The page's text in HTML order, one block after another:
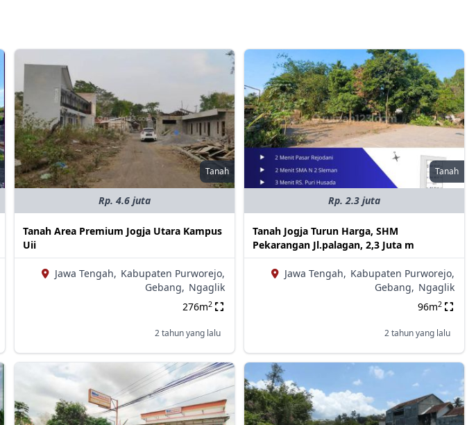
Tanah
Rp. 4.6 juta
Tanah Area Premium Jogja Utara Kampus
Uii
Jawa Tengah, Kabupaten Purworejo,
Gebang, Ngaglik
276m2
2 tahun yang lalu
Tanah
Rp. 2.3 juta
Tanah Jogja Turun Harga, SHM
Pekarangan Jl.palagan, 2,3 Juta m
Jawa Tengah, Kabupaten Purworejo,
Gebang, Ngaglik
96m2
2 tahun yang lalu